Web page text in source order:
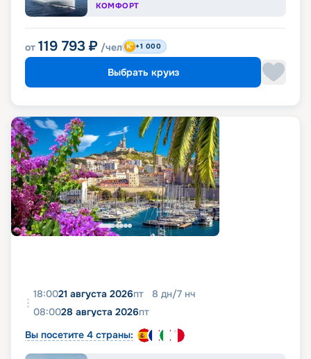
КОМФОРТ
от 119 793 ₽ /чел +1 000
Выбрать круиз
18:0021 августа 2026пт 8 дн/7 нч
08:0028 августа 2026пт
Вы посетите 4 страны: